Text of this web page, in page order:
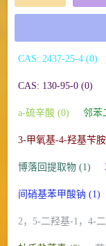
CAS: 2437-25-4 (0)
CAS: 130-95-0 (0)
a-硫辛酸 (0) 邻苯
3-甲氧基-4-羟基苄
博落回提取物 (1)
间硝基苯甲酸钠 (1)
2，5-二羟基-1，4-